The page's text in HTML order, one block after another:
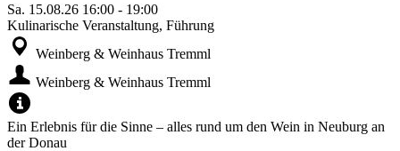
Sa. 15.08.26 16:00 - 19:00
Kulinarische Veranstaltung, Führung
Weinberg & Weinhaus Tremml
Weinberg & Weinhaus Tremml
Ein Erlebnis für die Sinne – alles rund um den Wein in Neuburg an
der Donau